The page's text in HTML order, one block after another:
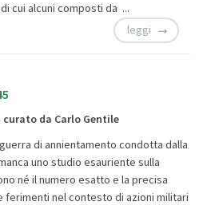
cui alcuni composti da ...
leggi
da Carlo Gentile
di annientamento condotta dalla
uno studio esauriente sulla
né il numero esatto e la precisa
nel contesto di azioni militari